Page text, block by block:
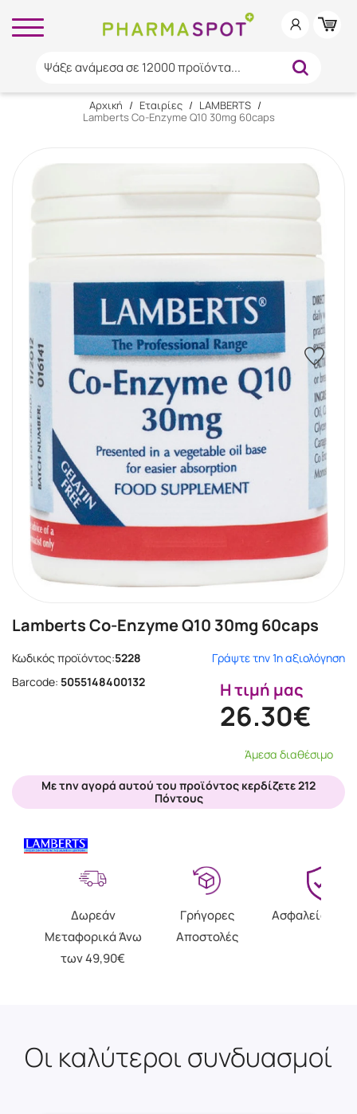
Ψάξε ανάμεσα σε 12000 προϊόντα...
Αρχική / Εταιρίες / LAMBERTS /
Lamberts Co-Enzyme Q10 30mg 60caps
Lamberts Co-Enzyme Q10 30mg 60caps
Κωδικός προϊόντος:5228
Γράψτε την 1η αξιολόγηση
Barcode: 5055148400132 Η τιμή μας
26.30€
Άμεσα διαθέσιμο
Με την αγορά αυτού του προϊόντος κερδίζετε 212
Πόντους
Δωρεάν
Μεταφορικά Άνω
των 49,90€
Γρήγορες
Αποστολές
Ασφαλείς
Οι καλύτεροι συνδυασμοί